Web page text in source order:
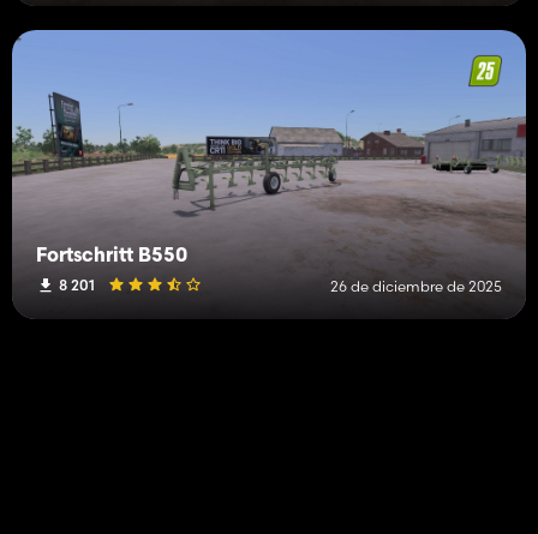
Fortschritt B550
8 201 26 de diciembre de 2025